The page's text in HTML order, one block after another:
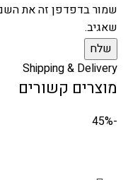
שמור בדפדפן זה את
שאגיב.
Shipping & Delivery
מוצרים קשורים
-45%